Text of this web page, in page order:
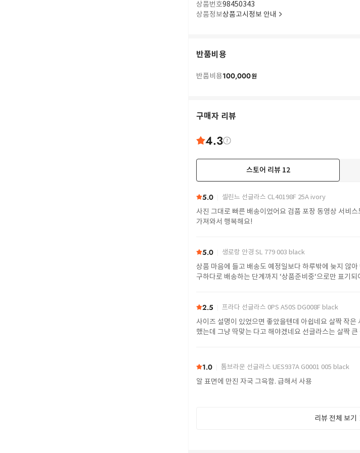
상품번호98450343
상품정보상품고시정보 안내
반품비용
반품비용100,000원
구매자 리뷰
4.3
스토어 리뷰 12
5.0 셀린느 선글라스 CL40198F 25A ivory
사진 그대로 빠른 배송이었어요 검품 포장 동영상 서비
가져와서 행복해요!
5.0 생로랑 안경 SL 779 003 black
상품 마음에 들고 배송도 예정일보다 하루밖에 늦지 않아 만족했습니다. 현지 업체에서
구하다로 배송하는 단계까지 ‘상품준비중‘으로만 표기
2.5 프라다 선글라스 0PS A50S DG008F black
사이즈 설명이 있었으면 좋았을텐데 아쉽네요 살짝 작은 사이즈네요 못쓰는줄 알고 당황
했는데 그냥 딱맞는 다고 해야겠네요
1.0 톰브라운 선글라스 UES937A G0001 005 black
알 표면에 만진 자국 그윽함. 급해서 사용
리뷰 전체 보기